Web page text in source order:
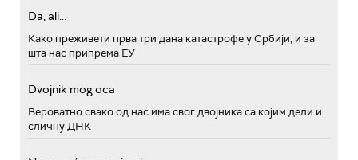
Da, ali...
Како преживети прва три дана катастрофе у Србији, и за
шта нас припрема ЕУ
Dvojnik mog oca
Вероватно свако од нас има свог двојника са којим дели и
сличну ДНК